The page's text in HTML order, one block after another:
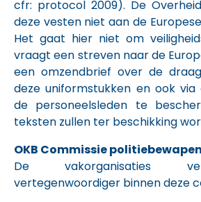
cfr: protocol 2009). De
deze vesten niet aan de
Het gaat hier niet om
vraagt een streven naar de
een omzendbrief over de
deze uniformstukken en ook
de personeelsleden te
teksten zullen ter beschikking
OKB Commissie
De vakorganisaties
vertegenwoordiger binnen deze